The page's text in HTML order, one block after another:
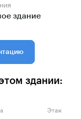
здание
здании:
Этаж